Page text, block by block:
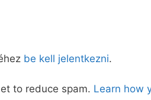
be kell jelentkezni.
to reduce spam. Learn how